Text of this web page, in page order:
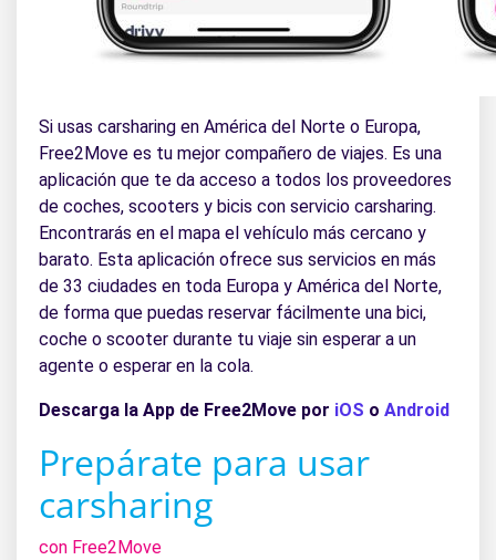
Si usas carsharing en América del Norte o Europa,
Free2Move es tu mejor compañero de viajes. Es una
aplicación que te da acceso a todos los proveedores
de coches, scooters y bicis con servicio carsharing.
Encontrarás en el mapa el vehículo más cercano y
barato. Esta aplicación ofrece sus servicios en más
de 33 ciudades en toda Europa y América del Norte,
de forma que puedas reservar fácilmente una bici,
coche o scooter durante tu viaje sin esperar a un
agente o esperar en la cola.
Descarga la App de Free2Move por iOS o Android
Prepárate para usar
carsharing
con Free2Move